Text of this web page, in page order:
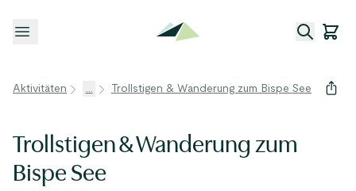
Menü öffnen
Aktivitäten ... Trollstigen & Wanderung zum Bispe See
Trollstigen & Wanderung zum
Bispe See